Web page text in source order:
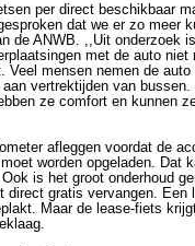
per direct beschikbaar
dat we er zo meer
de ANWB. ,,Uit onderzoek
met de auto niet
Veel mensen nemen de
vertrektijden van bussen.
ze comfort en kunnen
afleggen voordat de
worden opgeladen. Dat
is het groot onderhoud
direct gratis vervangen. Een
Maar de lease-fiets